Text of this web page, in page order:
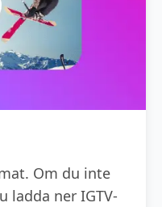
Om du inte
ladda ner IGTV-